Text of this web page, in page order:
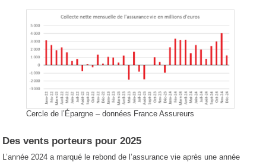
Cercle de l’Épargne – données France Assureurs
Des vents porteurs pour 2025
L’année 2024 a marqué le rebond de l’assurance vie après une année